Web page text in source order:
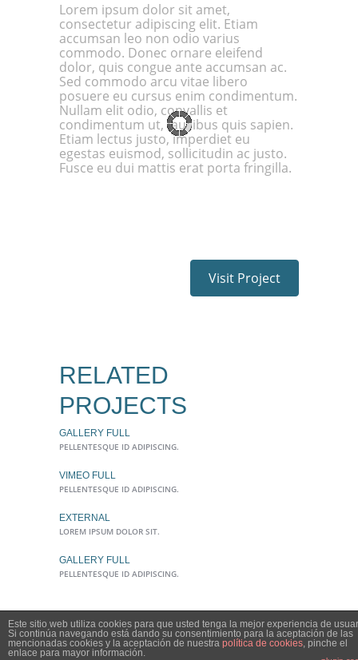
Lorem ipsum dolor sit amet,
consectetur adipiscing elit. Etiam
accumsan leo non odio varius
commodo. Donec ornare eleifend
dolor, quis congue ante accumsan ac.
Sed commodo arcu vitae libero
posuere eu cursus enim condimentum.
Nullam elit odio, convallis et
condimentum ut, faucibus quis sapien.
Etiam lectus justo, imperdiet eu
egestas euismod, sollicitudin ac justo.
Fusce eu dui mattis erat porta fringilla.
Visit Project
RELATED
PROJECTS
GALLERY FULL
PELLENTESQUE ID ADIPISCING.
VIMEO FULL
PELLENTESQUE ID ADIPISCING.
EXTERNAL
LOREM IPSUM DOLOR SIT.
GALLERY FULL
PELLENTESQUE ID ADIPISCING.
Política de privacidad y Política de cookies
Este sitio web utiliza cookies para que usted tenga la mejor experiencia de
Si continúa navegando está dando su consentimiento para la aceptación de las
mencionadas cookies y la aceptación de nuestra política de cookies, pinche el
enlace para mayor información.